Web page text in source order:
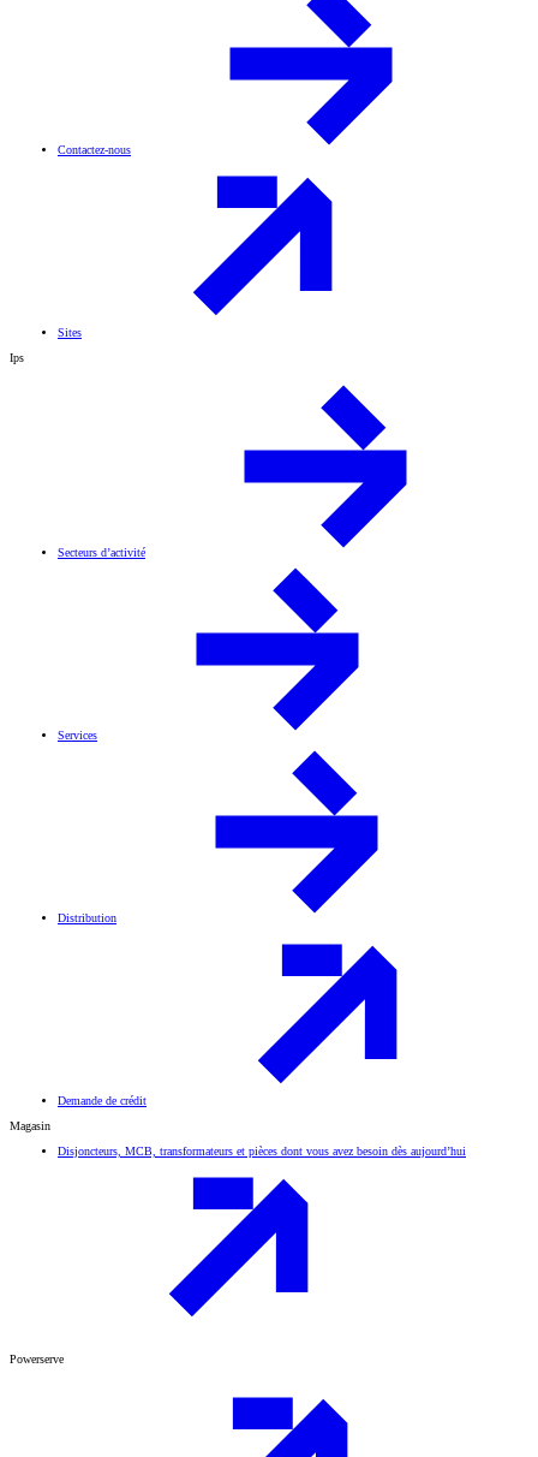
Contactez-nous
Sites
Ips
Secteurs d’activité
Services
Distribution
Demande de crédit
Magasin
Disjoncteurs, MCB, transformateurs et pièces dont vous avez besoin dès aujourd’hui
Powerserve